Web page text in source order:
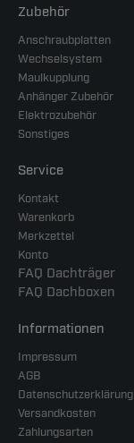
Zubehör
Anschraubplatten
Wechselsystem
Maulkupplung
Anhänger Zubehör
Elektrozubehör
Sonstiges
Service
Kontakt
Warenkorb
Merkzettel
Konto
FAQ Dachträger
FAQ Dachboxen
Informationen
Impressum
AGB
Datenschutzerklärung
Versandkosten
Zahlungsarten